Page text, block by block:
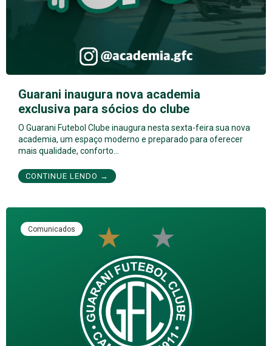
Guarani inaugura nova academia
exclusiva para sócios do clube
O Guarani Futebol Clube inaugura nesta sexta-feira sua nova
academia, um espaço moderno e preparado para oferecer
mais qualidade, conforto…
CONTINUE LENDO →
Comunicados